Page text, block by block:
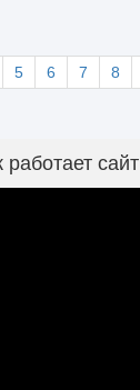
5 6 7 8
работает сайт